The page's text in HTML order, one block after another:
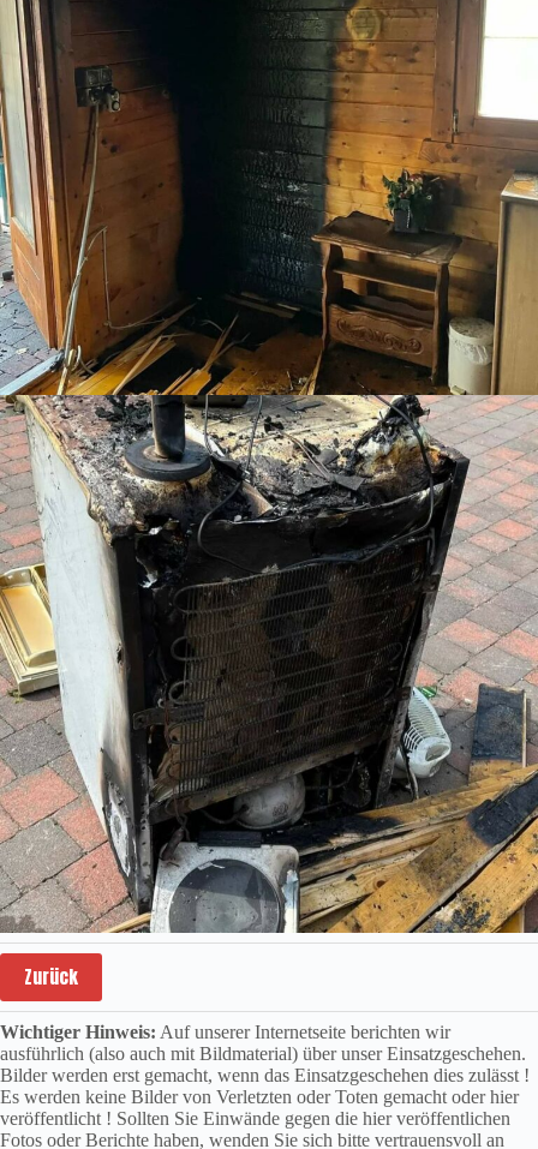
Zurück
Wichtiger Hinweis: Auf unserer Internetseite berichten wir
ausführlich (also auch mit Bildmaterial) über unser Einsatzgeschehen.
Bilder werden erst gemacht, wenn das Einsatzgeschehen dies zulässt !
Es werden keine Bilder von Verletzten oder Toten gemacht oder hier
veröffentlicht ! Sollten Sie Einwände gegen die hier veröffentlichen
Fotos oder Berichte haben, wenden Sie sich bitte vertrauensvoll an